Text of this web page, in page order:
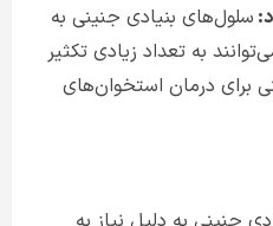
سلول‌های بنیادی جنینی به
به تعداد زیادی تکثیر
برای درمان استخوان‌های